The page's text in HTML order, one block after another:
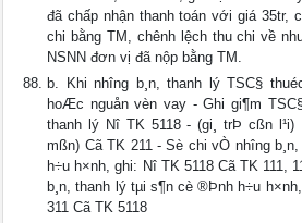
đã chấp nhận thanh toán với giá 35tr,
chi bằng TM, chênh lệch thu chi về
NSNN đơn vị đã nộp bằng TM.
b. Khi nh­îng b¸n, thanh lý TSC§
hoÆc nguån vèn vay - Ghi gi¶m
thanh lý Nî TK 5118 - (gi¸ trÞ cßn
mßn) Cã TK 211 - Sè chi vÒ nh­îng
h÷u h×nh, ghi: Nî TK 5118 Cã TK 111,
b¸n, thanh lý tµi s¶n cè ®Þnh h÷u
311 Cã TK 5118